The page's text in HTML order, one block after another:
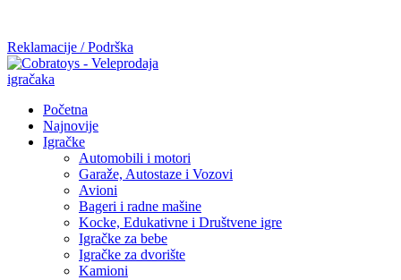
Reklamacije / Podrška
Početna
Najnovije
Igračke
Automobili i motori
Garaže, Autostaze i Vozovi
Avioni
Bageri i radne mašine
Kocke, Edukativne i Društvene igre
Igračke za bebe
Igračke za dvorište
Kamioni